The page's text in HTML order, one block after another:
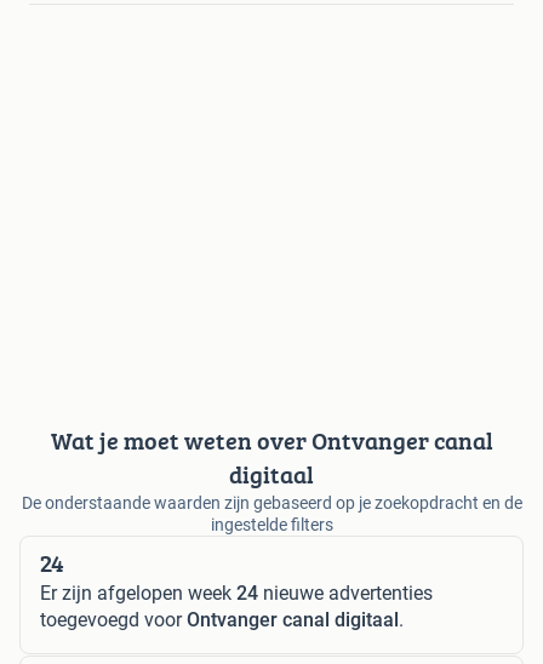
Wat je moet weten over Ontvanger canal
digitaal
De onderstaande waarden zijn gebaseerd op je zoekopdracht en de
ingestelde filters
24
Er zijn afgelopen week 24 nieuwe advertenties
toegevoegd voorOntvanger canal digitaal.